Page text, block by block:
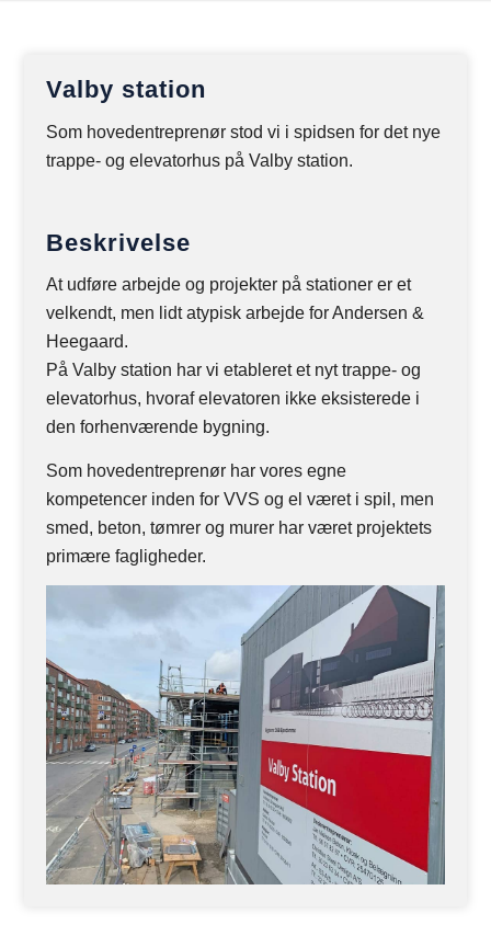
Valby station
Som hovedentreprenør stod vi i spidsen for det nye
trappe- og elevatorhus på Valby station.
Beskrivelse
At udføre arbejde og projekter på stationer er et
velkendt, men lidt atypisk arbejde for Andersen &
Heegaard.
På Valby station har vi etableret et nyt trappe- og
elevatorhus, hvoraf elevatoren ikke eksisterede i
den forhenværende bygning.
Som hovedentreprenør har vores egne
kompetencer inden for VVS og el været i spil, men
smed, beton, tømrer og murer har været projektets
primære fagligheder.